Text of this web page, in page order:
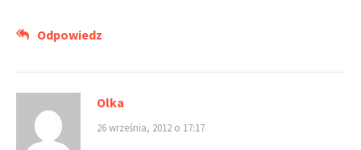
Odpowiedz
Olka
26 września, 2012 o 17:17